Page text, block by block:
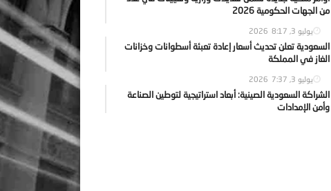
من الجهات الحكومية 2026
يوليو 3, 2026 8:17
السعودية تعلن تحديث أسعار إعادة تعبئة أسطوانات وخزانات
الغاز في المملكة
يوليو 3, 2026 7:37
الشراكة السعودية الصينية: أبعاد استراتيجية لتوطين الصناعة
وأمن الإمدادات